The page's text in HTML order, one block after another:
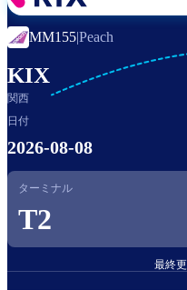
MM155|Peach
KIX
関西
日付
2026-08-08
ターミナル
T2
最終
フラ